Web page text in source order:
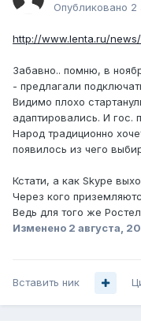
Опубликовано 2
http://www.lenta.ru/
Забавно.. помню, в
- предлагали
Видимо плохо
адаптировались. И гос.
Народ традиционно
появилось из чего
Кстати, а как Skype
Через кого
Ведь для того же
Изменено 2 августа,
Вставить ник